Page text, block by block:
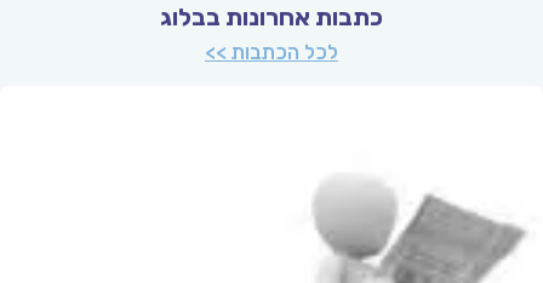
כתבות אחרונות בבלוג
לכל הכתבות >>